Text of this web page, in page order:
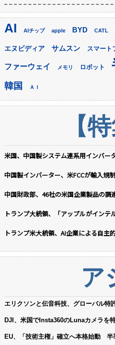
AI AIチップ apple BYD CATL
エヌビディア サムスン スマート
ファーウェイ メモリ ロボット
韓国 ＡＩ
【
米国、中国製システム連系用インバー
中国製インバーター、米FCCが輸入
中国財政部、46社の米国企業製品の調
トランプ大統領、「アップルがイン
トランプ米大統領、AI企業による自主
ア
エリクソンと伝音科技、グローバル特
DJI、米国でInsta360のLunaカメラを
EU、「技術主権」確立へ本格始動 半